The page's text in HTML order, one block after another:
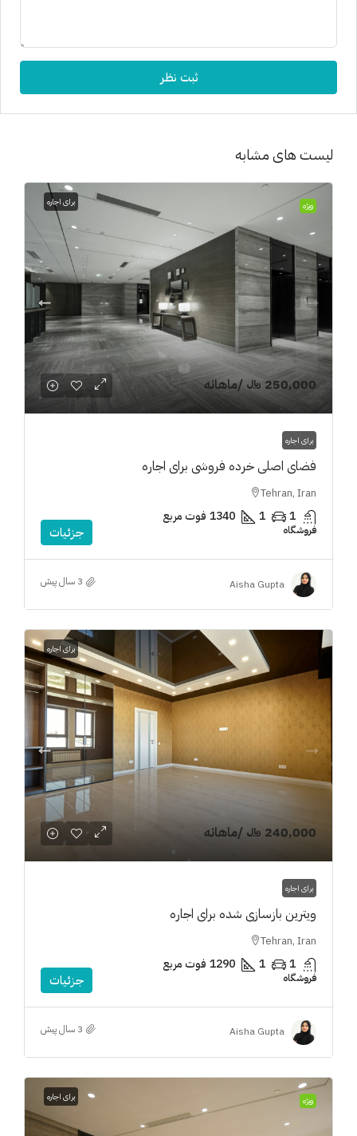
ثبت نظر
لیست های مشابه
ویژه برای اجاره
250,000 ﷼ /ماهانه
برای اجاره
فضای اصلی خرده فروشی برای اجاره
Tehran, Iran
1
1
1340 فوت مربع
فروشگاه جزئیات
Aisha Gupta 3 سال پیش
برای اجاره
240,000 ﷼ /ماهانه
برای اجاره
ویترین بازسازی شده برای اجاره
Tehran, Iran
1
1
1290 فوت مربع
فروشگاه جزئیات
Aisha Gupta 3 سال پیش
ویژه برای اجاره